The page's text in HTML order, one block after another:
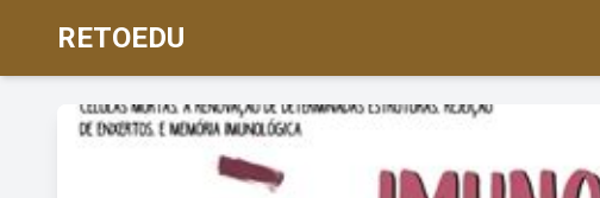
RETOEDU